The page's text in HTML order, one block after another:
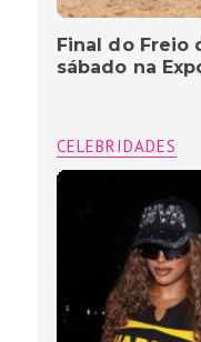
Final do Freio
sábado na
CELEBRIDADES